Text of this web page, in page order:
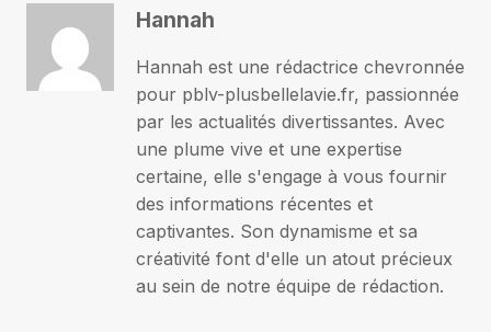
Hannah
Hannah est une rédactrice chevronnée
pour pblv-plusbellelavie.fr, passionnée
par les actualités divertissantes. Avec
une plume vive et une expertise
certaine, elle s'engage à vous fournir
des informations récentes et
captivantes. Son dynamisme et sa
créativité font d'elle un atout précieux
au sein de notre équipe de rédaction.